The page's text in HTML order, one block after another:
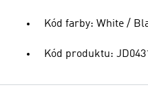
Kód farby: White /
Kód produktu: JD0431